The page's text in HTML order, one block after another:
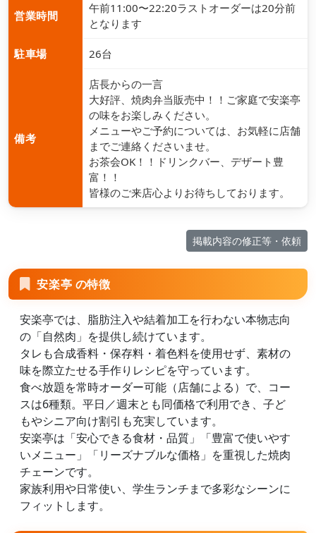
営業時間
午前11:00〜22:20ラストオーダーは20分前
となります
駐車場 26台
備考
店長からの一言
大好評、焼肉弁当販売中！！ご家庭で安楽亭
の味をお楽しみください。
メニューやご予約については、お気軽に店舗
までご連絡くださいませ。
お茶会OK！！ドリンクバー、デザート豊
富！！
皆様のご来店心よりお待ちしております。
掲載内容の修正等・依頼
安楽亭 の特徴
安楽亭では、脂肪注入や結着加工を行わない本物志向
の「自然肉」を提供し続けています。
タレも合成香料・保存料・着色料を使用せず、素材の
味を際立たせる手作りレシピを守っています。
食べ放題を常時オーダー可能（店舗による）で、コー
スは6種類。平日／週末とも同価格で利用でき、子ど
もやシニア向け割引も充実しています。
安楽亭は「安心できる食材・品質」「豊富で使いやす
いメニュー」「リーズナブルな価格」を重視した焼肉
チェーンです。
家族利用や日常使い、学生ランチまで多彩なシーンに
フィットします。